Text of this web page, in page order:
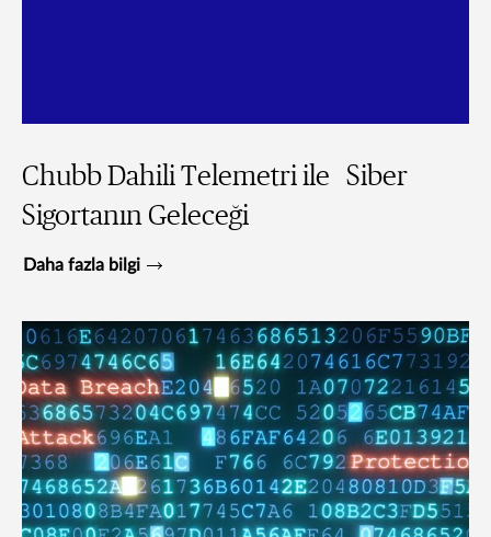
Chubb Dahili Telemetri ile Siber
Sigortanın Geleceği
Daha fazla bilgi